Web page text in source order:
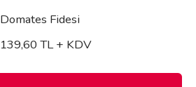
Domates Fidesi
139,60 TL + KDV